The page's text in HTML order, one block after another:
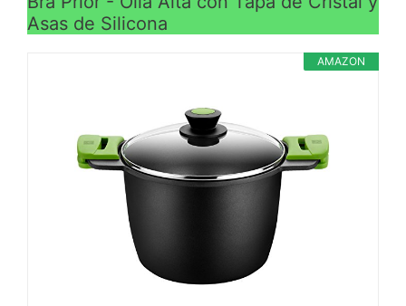
Asas de Silicona
AMAZON